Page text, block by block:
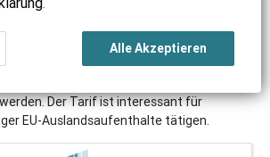
dar. Das Angebot ist mit einer SMS-
in alle deutschen Netze und einer 25
Der Tarif ist interessant für
EU-Auslandsaufenthalte tätigen.
Alle Akzeptieren